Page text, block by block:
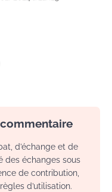
commentaire
d’échange et de
des échanges sous
de contribution,
d’utilisation.